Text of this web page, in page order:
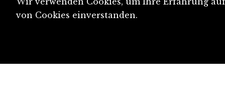
von Cookies einverstanden.